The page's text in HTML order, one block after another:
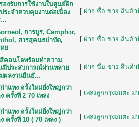
องรับการใช้งานในศูนย์ฝึก
ระจำควบคุมงานต่อเนื่อง
[ ฝาก ซื้อ ขาย สินค้า
การบูร, Camphor,
สารสุคนธบำบัด,
ย
[ ฝาก ซื้อ ขาย สินค้า
คอนโดพร้อมทำความ
มีประสบการณ์ผ่านหลาย
ผลงานยืนยั...
[ ฝาก ซื้อ ขาย สินค้า
ำแหง ครั้งใหม่ยิ่งใหญ่กว่า
ครั้งที่ 2 70 เพลง
[ เพลงลูกกรุงอมตะ ม
ำแหง ครั้งใหม่ยิ่งใหญ่กว่า
ครั้งที่ 10 ( 70 เพลง )
[ เพลงลูกกรุงอมตะ ม